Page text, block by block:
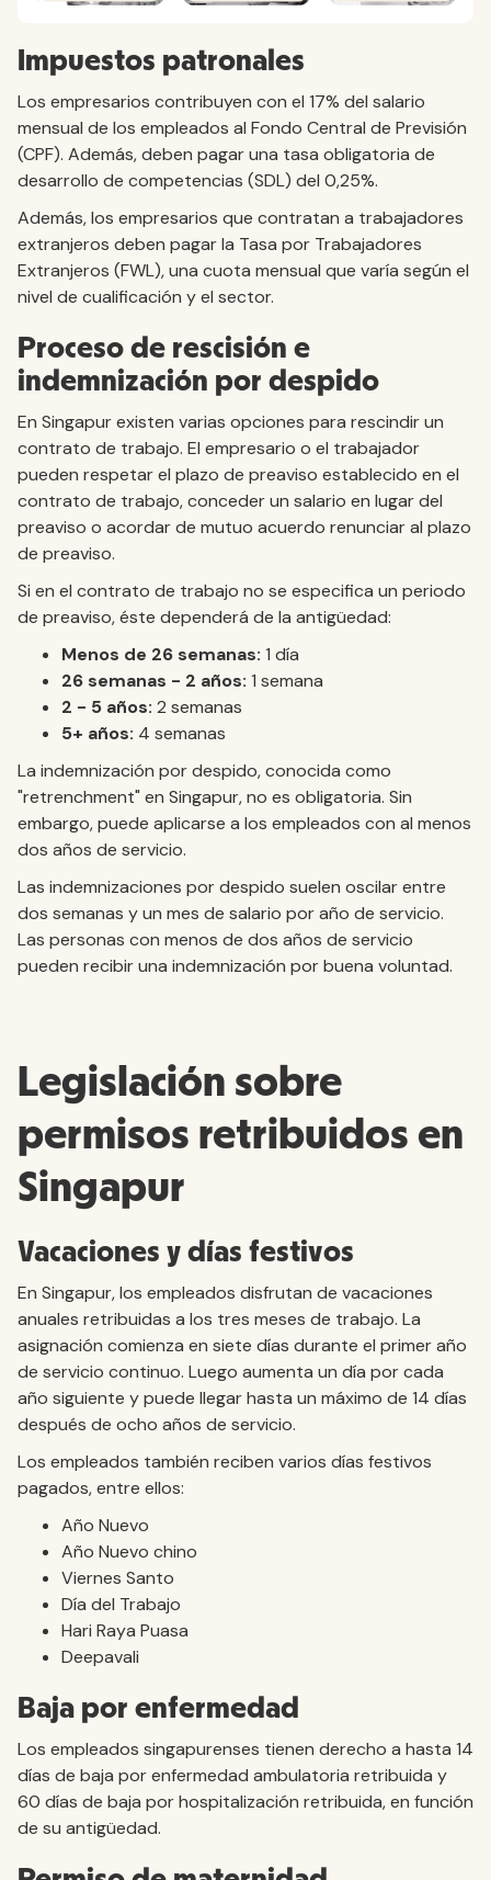
Impuestos patronales
Los empresarios contribuyen con el 17% del salario
mensual de los empleados al Fondo Central de Previsión
(CPF). Además, deben pagar una tasa obligatoria de
desarrollo de competencias (SDL) del 0,25%.
Además, los empresarios que contratan a trabajadores
extranjeros deben pagar la Tasa por Trabajadores
Extranjeros (FWL), una cuota mensual que varía según el
nivel de cualificación y el sector.
Proceso de rescisión e
indemnización por despido
En Singapur existen varias opciones para rescindir un
contrato de trabajo. El empresario o el trabajador
pueden respetar el plazo de preaviso establecido en el
contrato de trabajo, conceder un salario en lugar del
preaviso o acordar de mutuo acuerdo renunciar al plazo
de preaviso.
Si en el contrato de trabajo no se especifica un periodo
de preaviso, éste dependerá de la antigüedad:
Menos de 26 semanas: 1 día
26 semanas - 2 años: 1 semana
2 - 5 años: 2 semanas
5+ años: 4 semanas
La indemnización por despido, conocida como
"retrenchment" en Singapur, no es obligatoria. Sin
embargo, puede aplicarse a los empleados con al menos
dos años de servicio.
Las indemnizaciones por despido suelen oscilar entre
dos semanas y un mes de salario por año de servicio.
Las personas con menos de dos años de servicio
pueden recibir una indemnización por buena voluntad.
Legislación sobre
permisos retribuidos en
Singapur
Vacaciones y días festivos
En Singapur, los empleados disfrutan de vacaciones
anuales retribuidas a los tres meses de trabajo. La
asignación comienza en siete días durante el primer año
de servicio continuo. Luego aumenta un día por cada
año siguiente y puede llegar hasta un máximo de 14 días
después de ocho años de servicio.
Los empleados también reciben varios días festivos
pagados, entre ellos:
Año Nuevo
Año Nuevo chino
Viernes Santo
Día del Trabajo
Hari Raya Puasa
Deepavali
Baja por enfermedad
Los empleados singapurenses tienen derecho a hasta 14
días de baja por enfermedad ambulatoria retribuida y
60 días de baja por hospitalización retribuida, en función
de su antigüedad.